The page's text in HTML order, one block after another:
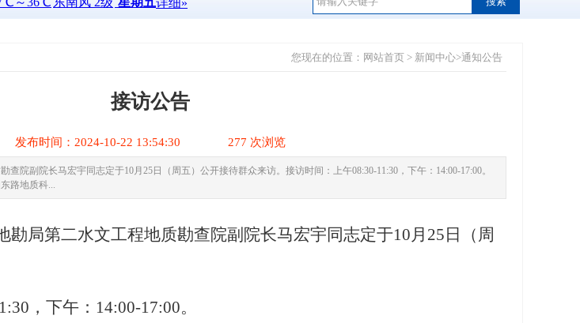
您现在的位置：​​​​ 网站首页 > 新闻中心>通知公告
接访公告
发布时间：2024-10-22 13:54:30 277 次浏览
院副院长马宏宇同志定于10月25日（周五）公开接待群众来访。接访时间：上午08:30-11:30，下午：14:00-17:00。
路地质科...
勘局第二水文工程地质勘查院副院长马宏宇同志定于10月 25 日（周
， 下午： 14:00-17:00。